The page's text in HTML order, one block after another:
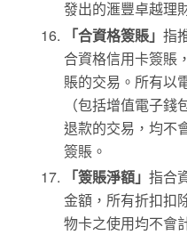
發出的滙豐卓越理
「合資格簽賬」指
合資格信用卡簽賬
賬的交易。所有以
（包括增值電子
退款的交易，均不
簽賬。
「簽賬淨額」指合
金額，所有折扣扣
物卡之使用均不會